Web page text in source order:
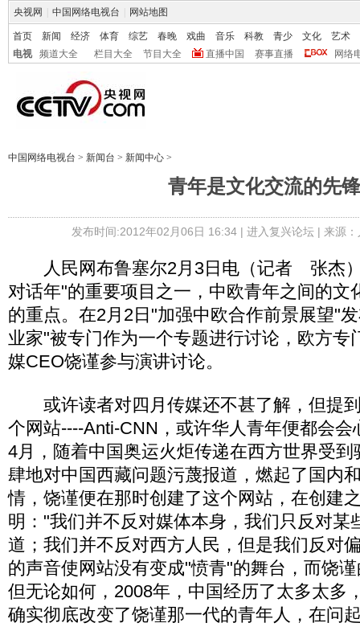
央视网 中国网络电视台 网站地图
首页 新闻 经济 体育 综艺 春晚 戏曲 音乐 科教 青少 文化
艺术
电视
频道大全 栏目大全 节目大全 直播中国 赛事直播 网络
中国网络电视台 > 新闻台 > 新闻中心 >
青年是文化交流的先锋
发布时间:2012年02月06日 16:34 | 进入复兴论坛| 来源
人民网布鲁塞尔2月3日电（记者 张杰）
对话年"的重要项目之一，中欧青年之间的文
的重点。在2月2日"加强中欧合作前景展望"
业家"被专门作为一个专题进行讨论，欧方专
媒CEO饶谨参与演讲讨论。
或许读者对四月传媒还不甚了解，但提
个网站----Anti-CNN，或许华人青年便都会会
4月，随着中国奥运火炬传递在西方世界受
肆地对中国西藏问题污蔑报道，燃起了国内
情，饶谨便在那时创建了这个网站，在创建
明："我们并不反对媒体本身，我们只反对某
道；我们并不反对西方人民，但是我们反对
的声音使网站没有变成"愤青"的舞台，而饶
但无论如何，2008年，中国经历了太多太多
确实彻底改变了饶谨那一代的青年人，在问